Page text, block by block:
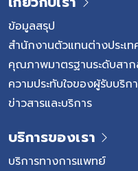
ข้อมูลสรุป
สำนักงานตัวแทนต่างประเท
คุณภาพมาตรฐานระดับสาก
ความประทับใจของผู้รับบริก
ข่าวสารและบริการ
บริการของเรา
บริการทางการแพทย์